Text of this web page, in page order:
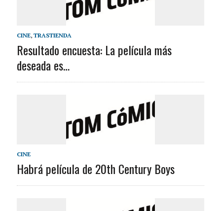
CINE, TRASTIENDA
Resultado encuesta: La película más
deseada es…
CINE
Habrá película de 20th Century Boys